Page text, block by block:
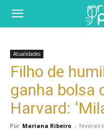
Atualidades
Filho de
ganha bolsa
Harvard:
Por Mariana Ribeiro - fevereiro